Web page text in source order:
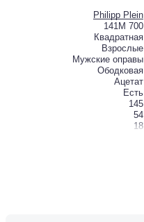
Philipp Plein
141M 700
Квадратная
Взрослые
Мужские оправы
Ободковая
Ацетат
Есть
145
54
18